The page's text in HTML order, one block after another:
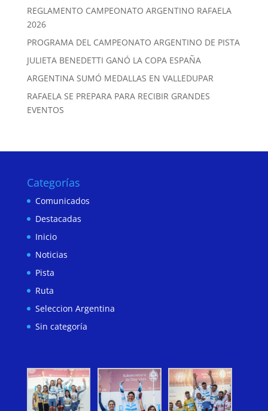
REGLAMENTO CAMPEONATO ARGENTINO RAFAELA
2026
PROGRAMA DEL CAMPEONATO ARGENTINO DE PISTA
JULIETA BENEDETTI GANÓ LA COPA ESPAÑA
ARGENTINA SUMÓ MEDALLAS EN VALLEDUPAR
RAFAELA SE PREPARA PARA RECIBIR GRANDES
EVENTOS
Categorías
Comunicados
Destacadas
Inicio
Noticias
Pista
Ruta
Seleccion Argentina
Sin categoría